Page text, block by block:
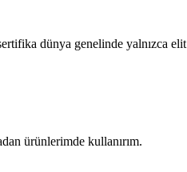
dünya genelinde yalnızca
ürünlerimde kullanırım.